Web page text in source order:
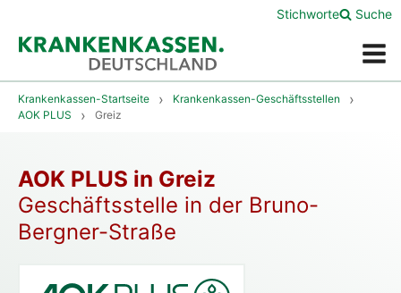
Menü
Stichworte Suche
Krankenkassen-Startseite
Krankenkassen-Geschäftsstellen
AOK PLUS
Greiz
AOK PLUS in Greiz
Geschäftsstelle in der Bruno-
Bergner-Straße